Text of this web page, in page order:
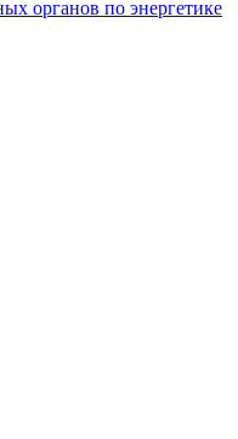
органов по энергетике